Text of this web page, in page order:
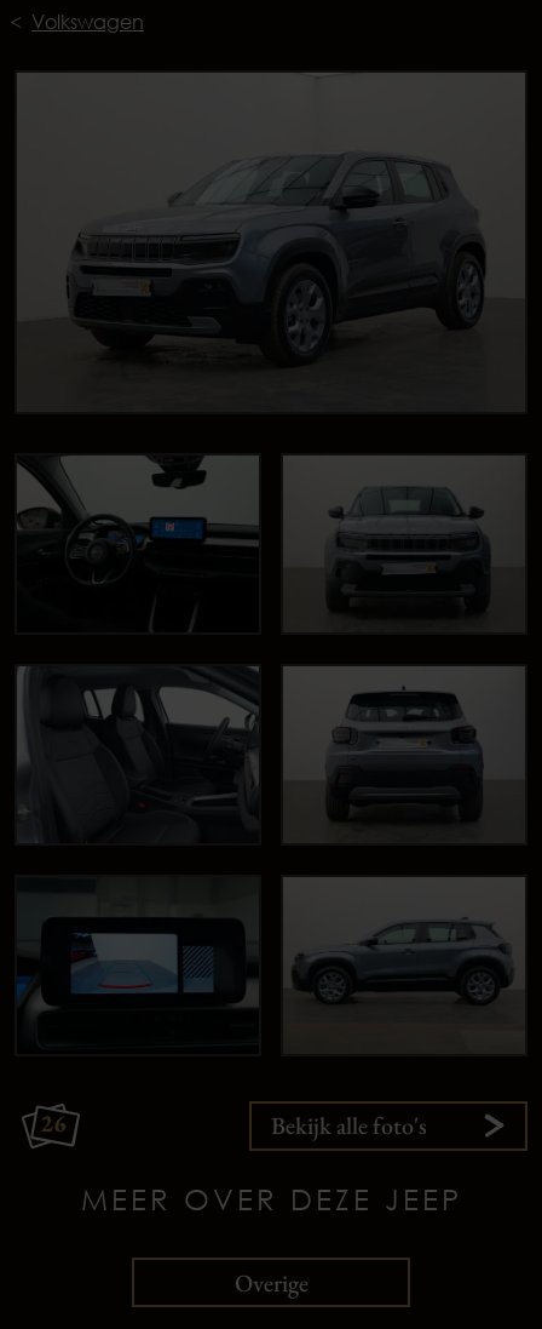
Volkswagen
26 Bekijk alle foto's
MEER OVER DEZE JEEP
Overige